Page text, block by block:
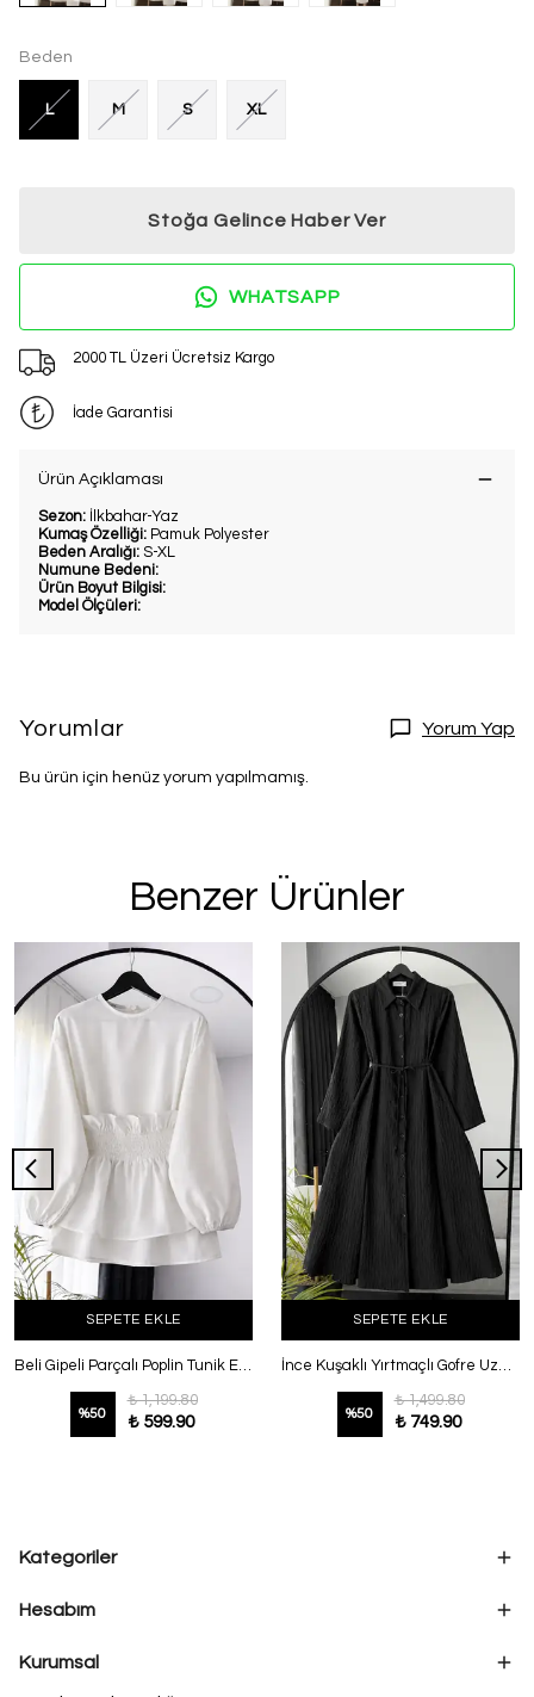
Beden
L M S XL
Stoğa Gelince Haber Ver
WHATSAPP
2000 TL Üzeri Ücretsiz Kargo
İade Garantisi
Ürün Açıklaması
Sezon: İlkbahar-Yaz
Kumaş Özelliği: Pamuk Polyester
Beden Aralığı: S-XL
Numune Bedeni:
Ürün Boyut Bilgisi:
Model Ölçüleri:
Yorumlar Yorum Yap
Bu ürün için henüz yorum yapılmamış.
Benzer Ürünler
SEPETE EKLE
Beli Gipeli Parçalı Poplin Tunik Ekru
%50
₺ 1,199.80
₺ 599.90
SEPETE EKLE
İnce Kuşaklı Yırtmaçlı Gofre Uzun Gömlek Siyah
%50
₺ 1,499.80
₺ 749.90
Kategoriler
Hesabım
Kurumsal